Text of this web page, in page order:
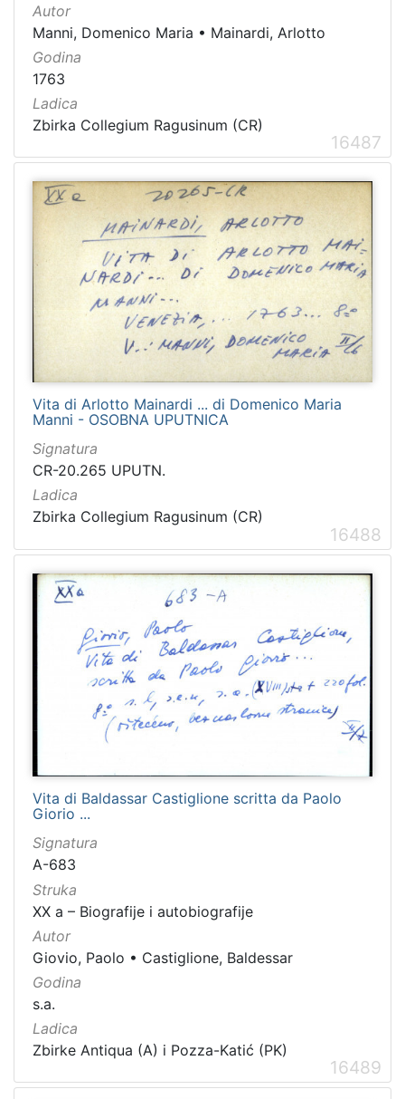
Autor
Manni, Domenico Maria • Mainardi, Arlotto
Godina
1763
Ladica
Zbirka Collegium Ragusinum (CR)
16487
Vita di Arlotto Mainardi ... di Domenico Maria
Manni - OSOBNA UPUTNICA
Signatura
CR-20.265 UPUTN.
Ladica
Zbirka Collegium Ragusinum (CR)
16488
Vita di Baldassar Castiglione scritta da Paolo
Giorio ...
Signatura
A-683
Struka
XX a – Biografije i autobiografije
Autor
Giovio, Paolo • Castiglione, Baldessar
Godina
s.a.
Ladica
Zbirke Antiqua (A) i Pozza-Katić (PK)
16489